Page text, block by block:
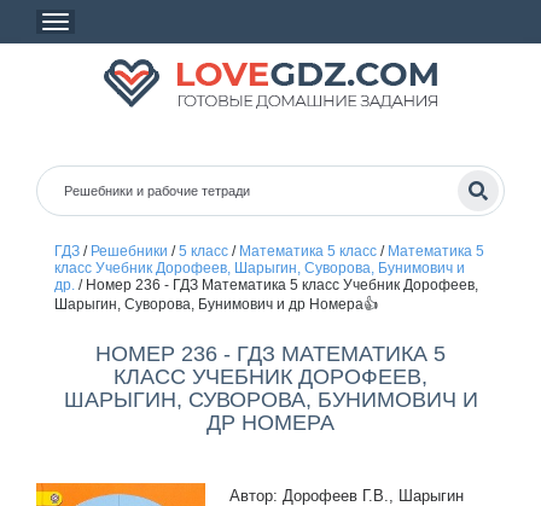
ГДЗ/ Решебники /5 класс/ Математика 5 класс/ Математика 5
класс Учебник Дорофеев, Шарыгин, Суворова, Бунимович и
др./ Номер 236 - ГДЗ Математика 5 класс Учебник Дорофеев,
Шарыгин, Суворова, Бунимович и др Номера👍
НОМЕР 236 - ГДЗ МАТЕМАТИКА 5
КЛАСС УЧЕБНИК ДОРОФЕЕВ,
ШАРЫГИН, СУВОРОВА, БУНИМОВИЧ И
ДР НОМЕРА
Автор: Дорофеев Г.В., Шарыгин